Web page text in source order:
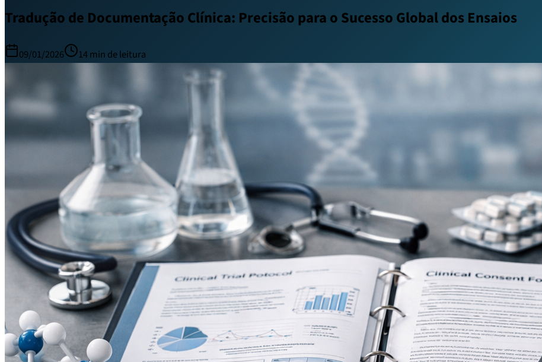
Tradução de Documentação Clínica: Precisão para o Sucesso Global dos Ensaios
09/01/2026 14min de leitura